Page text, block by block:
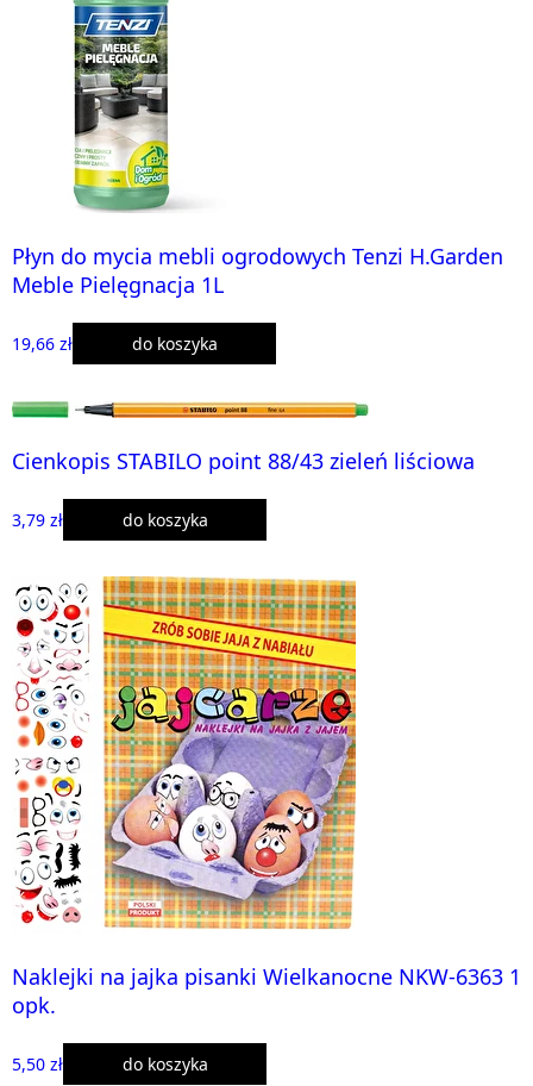
Płyn do mycia mebli ogrodowych Tenzi H.Garden
Meble Pielęgnacja 1L
19,66 zł do koszyka
Cienkopis STABILO point 88/43 zieleń liściowa
3,79 zł do koszyka
Naklejki na jajka pisanki Wielkanocne NKW-6363 1
opk.
5,50 zł do koszyka